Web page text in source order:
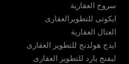
سروح العقارية
ايكوتى للتطويرالعقارى
العتال العقارية
ايدج هولدنج للتطوير العقارى
ليفنج يارد للتطوير العقارى